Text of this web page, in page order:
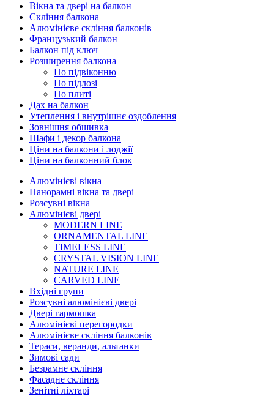
Вікна та двері на балкон
Скління балкона
Алюмінієве скління балконів
Французький балкон
Балкон під ключ
Розширення балкона
По підвіконню
По підлозі
По плиті
Дах на балкон
Утеплення і внутрішнє оздоблення
Зовнішня обшивка
Шафи і декор балкона
Ціни на балкони і лоджії
Ціни на балконний блок
Алюмінієві вікна
Панорамні вікна та двері
Розсувні вікна
Алюмінієві двері
MODERN LINE
ORNAMENTAL LINE
TIMELESS LINE
CRYSTAL VISION LINE
NATURE LINE
CARVED LINE
Вхідні групи
Розсувні алюмінієві двері
Двері гармошка
Алюмінієві перегородки
Алюмінієве скління балконів
Тераси, веранди, альтанки
Зимові сади
Безрамне скління
Фасадне скління
Зенітні ліхтарі